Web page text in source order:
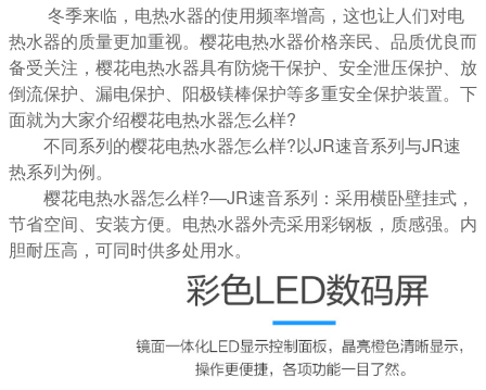
冬季来临，电热水器的使用频率增高，这也让人们对电
热水器的质量更加重视。樱花电热水器价格亲民、品质优良而
备受关注，樱花电热水器具有防烧干保护、安全泄压保护、放
倒流保护、漏电保护、阳极镁棒保护等多重安全保护装置。下
面就为大家介绍樱花电热水器怎么样?
不同系列的樱花电热水器怎么样?以JR速音系列与JR速
热系列为例。
樱花电热水器怎么样?—JR速音系列：采用横卧壁挂式，
节省空间、安装方便。电热水器外壳采用彩钢板，质感强。内
胆耐压高，可同时供多处用水。